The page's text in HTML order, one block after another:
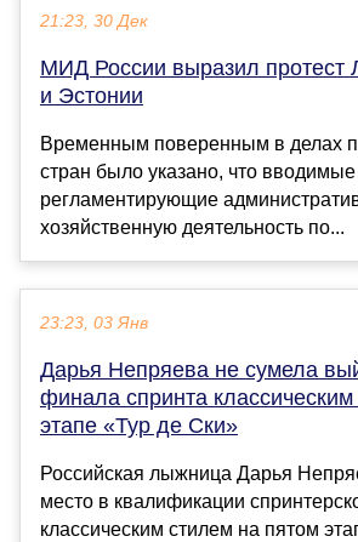
21:23, 30 Дек
МИД России выразил протест
и Эстонии
Временным поверенным в делах
стран было указано, что
регламентирующие
хозяйственную деятельность по...
23:23, 03 Янв
Дарья Непряева не сумела
финала спринта
этапе «Тур де Ски»
Российская лыжница Дарья
место в квалификации
классическим стилем на пятом